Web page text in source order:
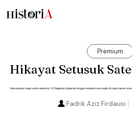
Premium
Hikayat Setusuk Sate
Sate populer sejak sekira abad ke-19. Dijajakan di jalanan hingga menjadi menu wajib di meja makan
Fadrik Aziz Firdausi